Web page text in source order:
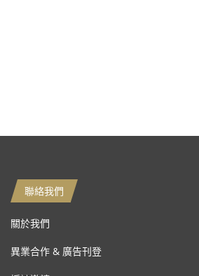
聯絡我們
關於我們
異業合作 & 廣告刊登